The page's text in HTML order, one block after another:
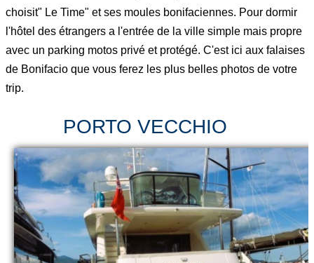
choisit" Le Time" et ses moules bonifaciennes. Pour dormir
l'hôtel des étrangers a l'entrée de la ville simple mais propre
avec un parking motos privé et protégé. C'est ici aux falaises
de Bonifacio que vous ferez les plus belles photos de votre
trip.
PORTO VECCHIO